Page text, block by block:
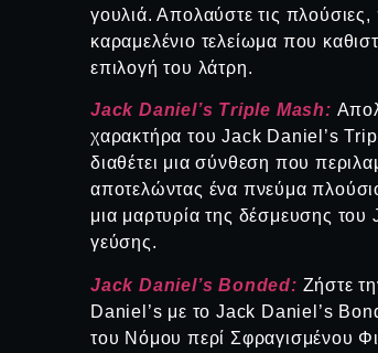
γουλιά. Απολαύστε τις πλούσιες,
καραμελένιο τελείωμα που
επιλογή του λάτρη.
Jack Daniel’s Triple Mash:
χαρακτήρα του Jack Daniel’s
διαθέτει μια σύνθεση που
αποτελώντας ένα πνεύμα
μια μαρτυρία της δέσμευσης
γεύσης.
Jack Daniel’s Bonded: Ζήστε
Daniel’s με το Jack Daniel’s
του Νόμου περί Σφραγισμένου